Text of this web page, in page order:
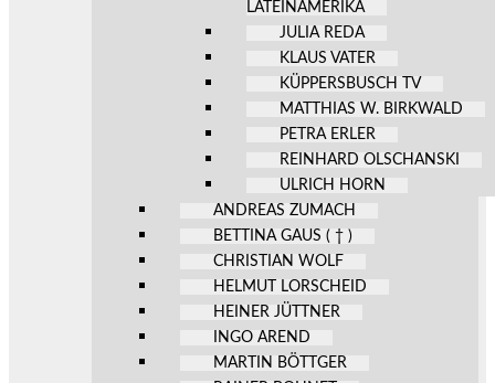
LATEINAMERIKA
JULIA REDA
KLAUS VATER
KÜPPERSBUSCH TV
MATTHIAS W. BIRKWALD
PETRA ERLER
REINHARD OLSCHANSKI
ULRICH HORN
ANDREAS ZUMACH
BETTINA GAUS ( † )
CHRISTIAN WOLF
HELMUT LORSCHEID
HEINER JÜTTNER
INGO AREND
MARTIN BÖTTGER